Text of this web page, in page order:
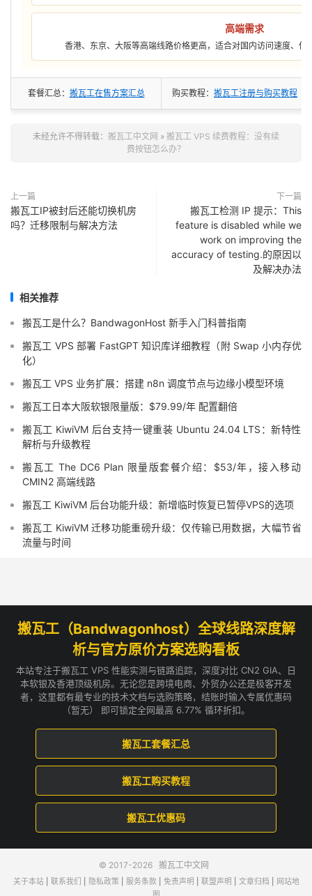
高端需求
香港、东京、大阪等高端线路价格更高，适合对国内访问速度、低
套餐汇总： 搬瓦工在售方案汇总 购买教程： 搬瓦工注册与购买教程
未经允许不得转载： 搬瓦工中文网 » 搬瓦工 VPS 续费教程：没有续
费按钮怎么办？
上一篇
搬瓦工IP被封后还能切换机房
吗？迁移限制与解决方法
下一篇
搬瓦工检测 IP 提示：This
feature is disabled while we
work on improving the
accuracy of testing.的原因以
及解决办法
相关推荐
搬瓦工是什么？BandwagonHost 新手入门科普指南
搬瓦工 VPS 部署 FastGPT 知识库详细教程（附 Swap 小内存优
化）
搬瓦工 VPS 业务扩展：搭建 n8n 调度节点与边缘小模型环境
搬瓦工日本大阪软银限量版：$79.99/年 配置翻倍
搬瓦工 KiwiVM 后台支持一键重装 Ubuntu 24.04 LTS：新特性
解析与升级教程
搬瓦工 The DC6 Plan 限量版套餐介绍：$53/年，接入移动
CMIN2 高端线路
搬瓦工 KiwiVM 后台功能升级：新增临时恢复已暂停VPS的选项
搬瓦工 KiwiVM 迁移功能重磅升级：仅传输已用数据，大幅节省
流量与时间
搬瓦工（Bandwagonhost）全球线路深度解
析与官方原价方案选购看板
本站专注于搬瓦工 VPS 性能实测与链路追踪，深度对比 CN2 GIA、日
本软银及香港顶级机房。无论您是跨境电商、外贸办公还是极客开发
者，这里都有最专业的技术文档与选购策略，结账时输入专属优惠码
（暂无） 即可锁定全网最高 6.77% 循环折扣。
搬瓦工套餐汇总
搬瓦工购买教程
搬瓦工优惠码
© 2017-2026 搬瓦工中文网
关于本站| 联系我们 隐私政策 服务条款 免责声明 联盟声明 文章归档
网站地